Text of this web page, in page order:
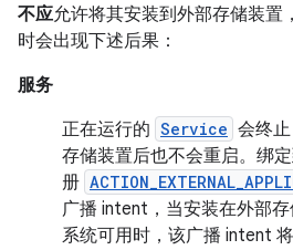
不应允许将其安装到外部存储装置
时会出现下述后果：
服务
正在运行的 Service 会终
存储装置后也不会重启。绑
册
广播 intent，当安装在外部
系统可用时，该广播 intent